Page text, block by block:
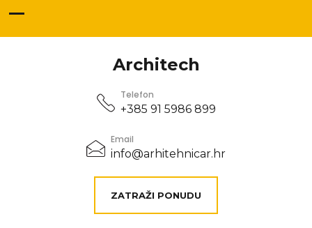
Architech
Telefon
+385 91 5986 899
Email
info@arhitehnicar.hr
ZATRAŽI PONUDU